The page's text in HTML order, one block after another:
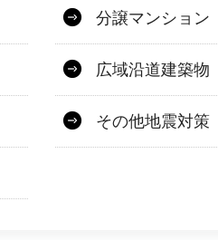
分譲マンション
広域沿道建築物
その他地震対策